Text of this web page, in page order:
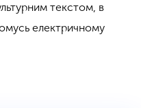
текстом, в
електричному